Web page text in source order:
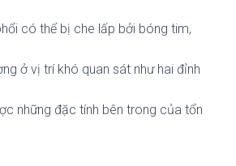
có thể bị che lấp bởi bóng tim,
ở vị trí khó quan sát như hai đỉnh
những đặc tính bên trong của tổn